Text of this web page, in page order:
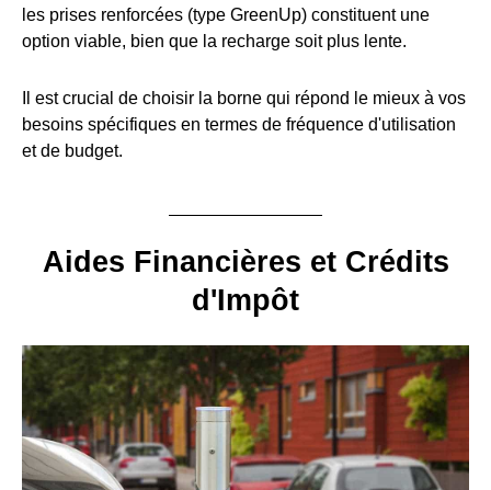
les prises renforcées (type GreenUp) constituent une
option viable, bien que la recharge soit plus lente.
Il est crucial de choisir la borne qui répond le mieux à vos
besoins spécifiques en termes de fréquence d'utilisation
et de budget.
Aides Financières et Crédits
d'Impôt